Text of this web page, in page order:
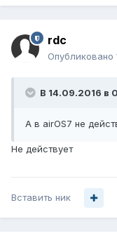
rdc
Опубликовано
В 14.09.2016 в
А в airOS7 не
Не действует
Вставить ник